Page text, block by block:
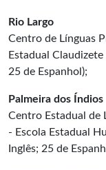
Rio Largo
Centro de Línguas
Estadual
25 de Espanhol);
Palmeira dos Índios
Centro Estadual de
- Escola Estadual
Inglês; 25 de